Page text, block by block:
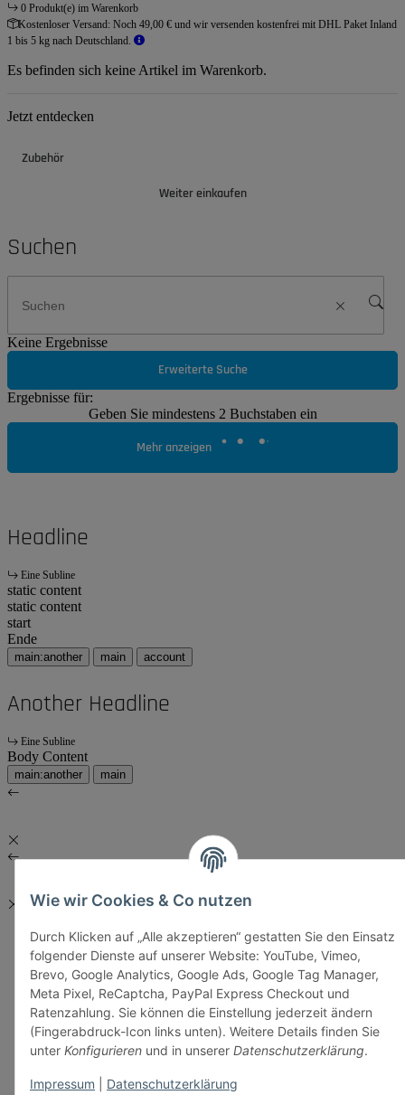
Wie wir Cookies & Co nutzen
Durch Klicken auf „Alle akzeptieren“ gestatten Sie den Einsatz
folgender Dienste auf unserer Website: YouTube, Vimeo,
Brevo, Google Analytics, Google Ads, Google Tag Manager,
Meta Pixel, ReCaptcha, PayPal Express Checkout und
Ratenzahlung. Sie können die Einstellung jederzeit ändern
(Fingerabdruck-Icon links unten). Weitere Details finden Sie
unter Konfigurieren und in unserer Datenschutzerklärung.
Impressum Datenschutzerklärung
0 Produkt(e) im Warenkorb
Kostenloser Versand: Noch 49,00 € und wir versenden kostenfrei mit DHL Paket Inland
1 bis 5 kg nach Deutschland.
Es befinden sich keine Artikel im Warenkorb.
Jetzt entdecken
Zubehör
Weiter einkaufen
Suchen
Keine Ergebnisse
Erweiterte Suche
Ergebnisse für:
Geben Sie mindestens 2 Buchstaben ein
Mehr anzeigen
Headline
Eine Subline
static content
static content
start
Ende
main:another main account
Another Headline
Eine Subline
Body Content
main:another main